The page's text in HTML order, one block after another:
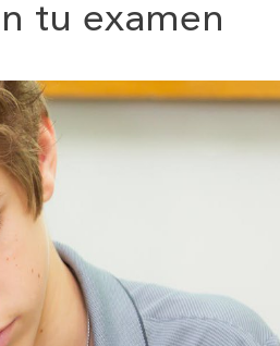
tu examen